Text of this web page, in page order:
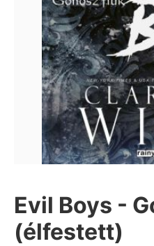
Evil Boys -
(élfestett)